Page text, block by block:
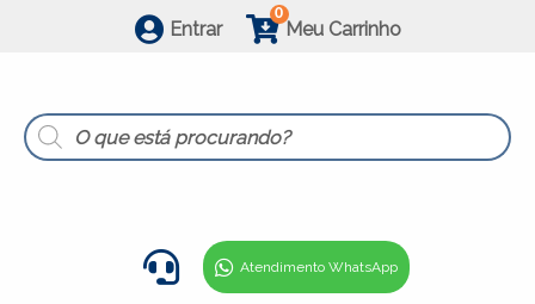
Entrar
0
Meu Carrinho
Products
search
Atendimento WhatsApp